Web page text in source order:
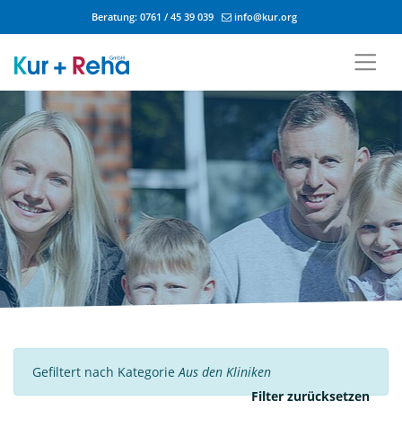
Beratung: 0761 / 45 39 039 info@kur.org
Gefiltert nach Kategorie Aus den Kliniken
Filter zurücksetzen